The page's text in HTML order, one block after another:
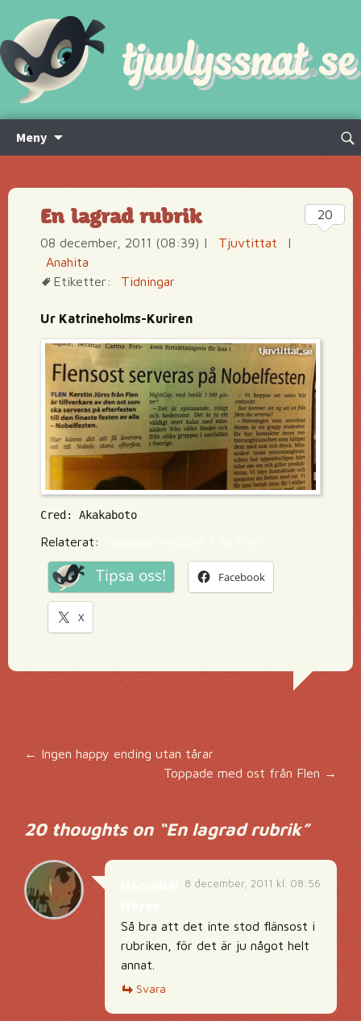
Meny
innehåll
Sök
En lagrad rubrik
08 december, 2011 (08:39) | Tjuvtittat
|
Anahita
Etiketter:
Tidningar
Ur Katrineholms-Kuriren
Cred: Akakaboto
Relaterat:
Tipsa oss! Facebook
X
20
Inläggsnavigering
←Ingen happy ending utan tårar
Toppade med ost från Flen →
20 thoughts on “En lagrad rubrik”
8 december, 2011 kl. 08:56
Så bra att det inte stod flänsost i
rubriken, för det är ju något helt
annat.
Svara